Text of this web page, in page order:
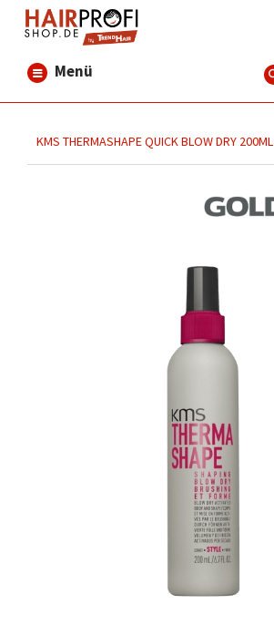
Menü
KMS THERMASHAPE QUICK BLOW DRY 200ML